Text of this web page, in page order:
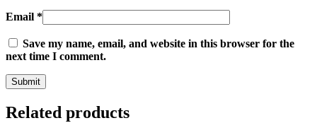
Email *
Save my name, email, and website in this browser for the
next time I comment.
Related products